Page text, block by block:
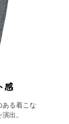
感
ある着こな
出。